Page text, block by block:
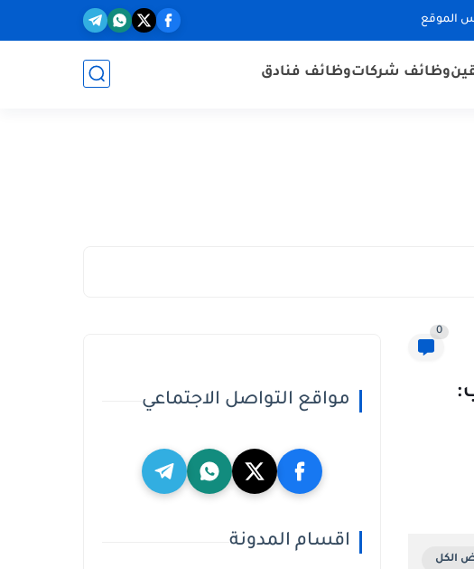
الموقع
وظائف شركاتوظائف فنادق
0
مواقع التواصل الاجتماعي
اقسام المدونة